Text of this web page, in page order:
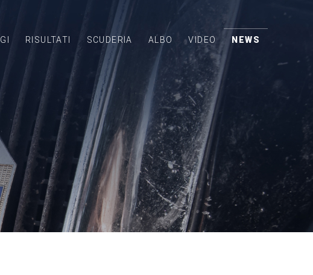
RISULTATI SCUDERIA ALBO VIDEO NEWS